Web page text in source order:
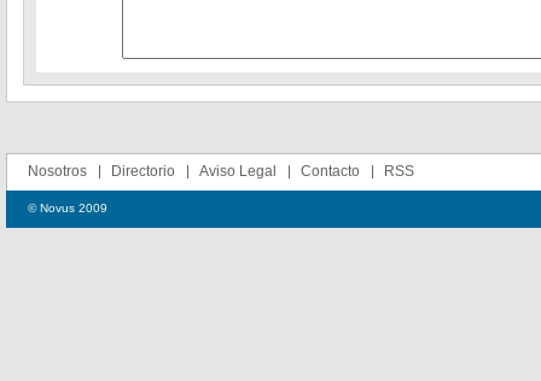
Nosotros Directorio Aviso Legal Contacto RSS
© Novus 2009